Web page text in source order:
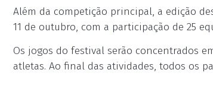
Além da competição principal, a edição
11 de outubro, com a participação de 25
Os jogos do festival serão concentrados
atletas. Ao final das atividades, todos os